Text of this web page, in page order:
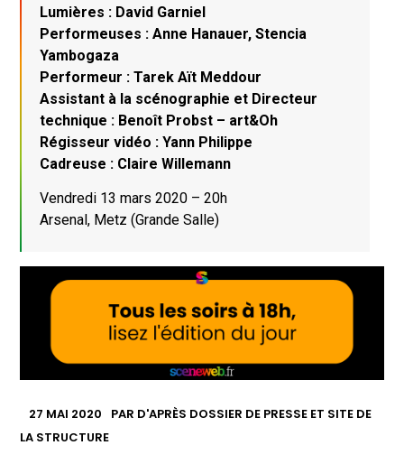
Lumières : David Garniel
Performeuses : Anne Hanauer, Stencia
Yambogaza
Performeur : Tarek Aït Meddour
Assistant à la scénographie et Directeur
technique : Benoît Probst – art&Oh
Régisseur vidéo : Yann Philippe
Cadreuse : Claire Willemann
Vendredi 13 mars 2020 – 20h
Arsenal, Metz (Grande Salle)
27 MAI 2020 PAR D'APRÈS DOSSIER DE PRESSE ET SITE DE
LA STRUCTURE